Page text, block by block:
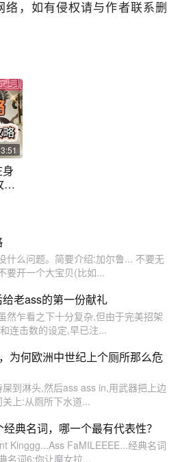
络，如有侵权请与作者联系删
略
什么问题。简要介绍:加尔鲁... 不要无
要开一个大宝贝(比如...
给老ass的第一份献礼
然乍看之下十分复杂,但由于完美招架
连击数的设定,早已注...
为何欧洲中世纪上个厕所那么危
到淋头,然后ass ass in,用武器把上边
上:从厕所下水道...
典名词，哪一个最有代表性？
Kinggg...Ass FaMILEEEE...经典名词
名词6:你让魔女拉...